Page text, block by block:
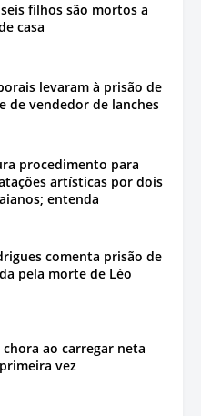
filhos são mortos a
casa
levaram à prisão de
de vendedor de lanches
procedimento para
artísticas por dois
entenda
comenta prisão de
pela morte de Léo
ao carregar neta
vez